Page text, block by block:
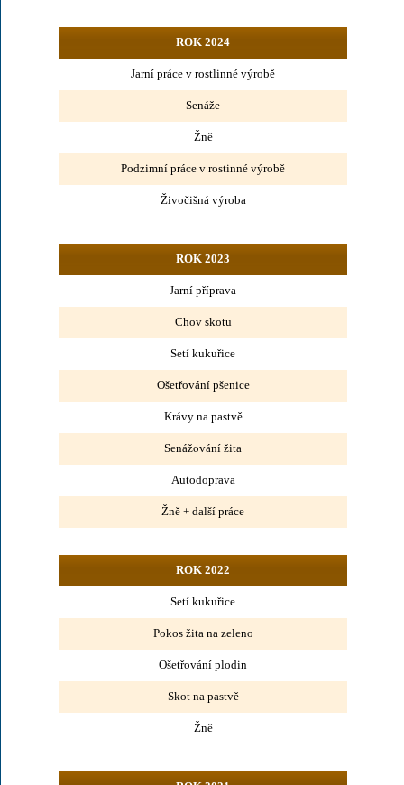
ROK 2024
Jarní práce v rostlinné výrobě
Senáže
Žně
Podzimní práce v rostinné výrobě
Živočišná výroba
ROK 2023
Jarní příprava
Chov skotu
Setí kukuřice
Ošetřování pšenice
Krávy na pastvě
Senážování žita
Autodoprava
Žně + další práce
ROK 2022
Setí kukuřice
Pokos žita na zeleno
Ošetřování plodin
Skot na pastvě
Žně